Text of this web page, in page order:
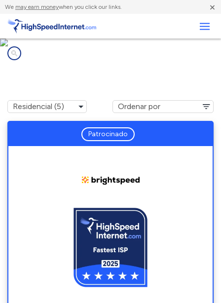
We may earn moneywhen you click our links. ×
Patrocinado